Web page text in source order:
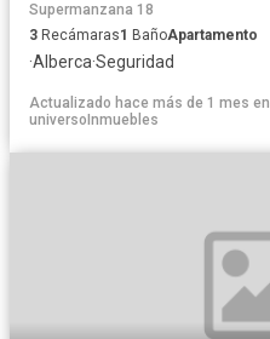
Supermanzana 18
3 Recámaras1 BañoApartamento
·Alberca·Seguridad
Actualizado hace más de 1 mes en
universoInmuebles